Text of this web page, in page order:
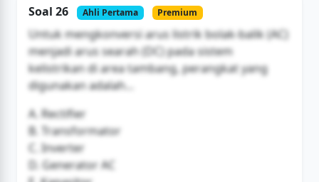
Buka Akses
Soal 26 Ahli Pertama Premium
Untuk mengkonversi arus listrik bolak-balik (AC)
menjadi arus searah (DC) pada sistem
kelistrikan di area tambang, perangkat yang
digunakan adalah...
A. Rectifier
B. Transformator
C. Inverter
D. Generator AC